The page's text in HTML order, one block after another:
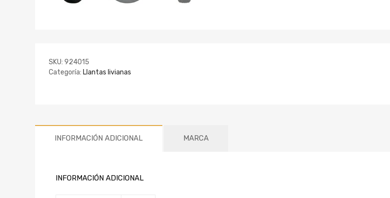
SKU: 924015
Categoría: Llantas livianas
INFORMACIÓN ADICIONAL MARCA
INFORMACIÓN ADICIONAL